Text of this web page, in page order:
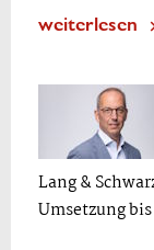
weiterlesen
Lang &
Umsetzung